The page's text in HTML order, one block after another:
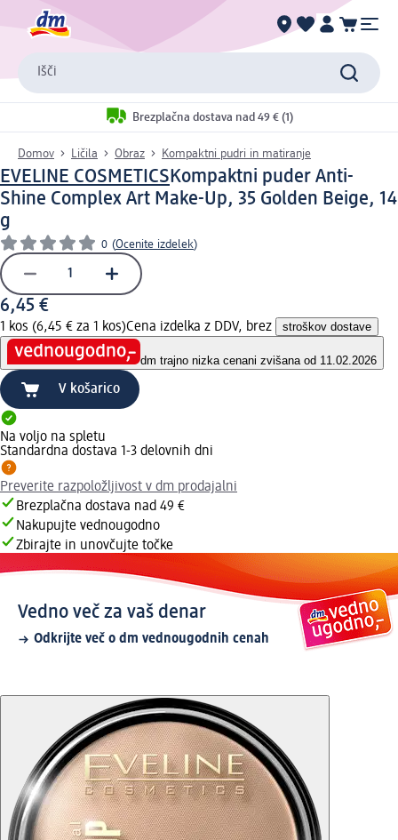
Išči
Brezplačna dostava nad 49 € (1)
Domov Ličila Obraz Kompaktni pudri in matiranje
EVELINE COSMETICS Kompaktni puder Anti-
Shine Complex Art Make-Up, 35 Golden Beige, 14
g
0 (Ocenite izdelek)
6,45 €
1 kos (6,45 € za 1 kos)Cena izdelka z DDV, brez stroškov dostave
dm trajno nizka cenani zvišana od 11.02.2026
V košarico
Na voljo na spletu
Standardna dostava 1-3 delovnih dni
Preverite razpoložljivost v dm prodajalni
Brezplačna dostava nad 49 €
Nakupujte vednougodno
Zbirajte in unovčujte točke
Vedno več za vaš denar
Odkrijte več o dm vednougodnih cenah